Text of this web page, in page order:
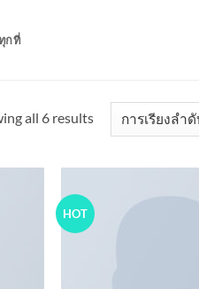
กที่
all 6 results
HOT